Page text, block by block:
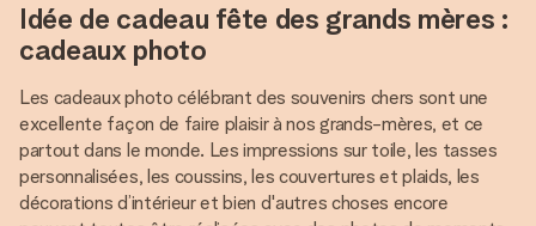
Idée de cadeau fête des grands mères :
cadeaux photo
Les cadeaux photo célébrant des souvenirs chers sont une
excellente façon de faire plaisir à nos grands-mères, et ce
partout dans le monde. Les impressions sur toile, les tasses
personnalisées, les coussins, les couvertures et plaids, les
décorations d’intérieur et bien d'autres choses encore